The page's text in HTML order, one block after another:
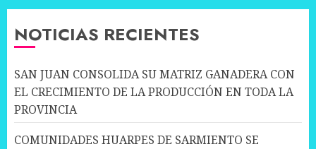
NOTICIAS RECIENTES
SAN JUAN CONSOLIDA SU MATRIZ GANADERA CON
EL CRECIMIENTO DE LA PRODUCCIÓN EN TODA LA
PROVINCIA
COMUNIDADES HUARPES DE SARMIENTO SE